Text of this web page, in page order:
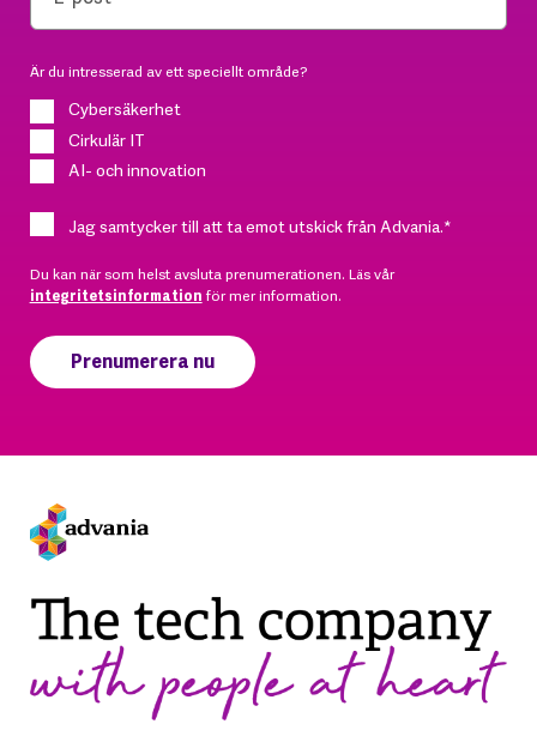
Är du intresserad av ett speciellt område?
Cybersäkerhet
Cirkulär IT
AI- och innovation
Jag samtycker till att ta emot utskick från Advania.*
Du kan när som helst avsluta prenumerationen. Läs vår
integritetsinformation för mer information.